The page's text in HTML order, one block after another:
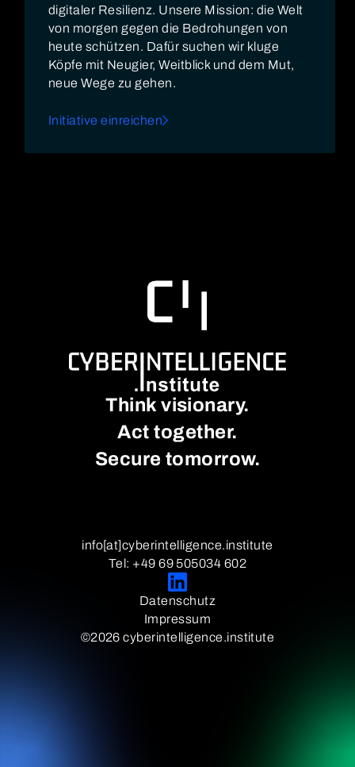
digitaler Resilienz. Unsere Mission: die Welt
von morgen gegen die Bedrohungen von
heute schützen. Dafür suchen wir kluge
Köpfe mit Neugier, Weitblick und dem Mut,
neue Wege zu gehen.
Initiative einreichen
Think visionary.
Act together.
Secure tomorrow.
©2026 cyberintelligence.institute
Impressum
Datenschutz
Tel: +49 69 505034 602
info[at]cyberintelligence.institute